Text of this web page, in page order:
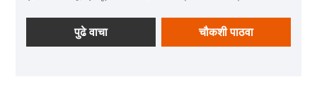
करते. हे दैनंदिन फिटनेस, बॉडी शेपिंग आणि हेल्थ मसाजच्या गरजा
पूर्ण करू शकते.
पुढे वाचा चौकशी पाठवा